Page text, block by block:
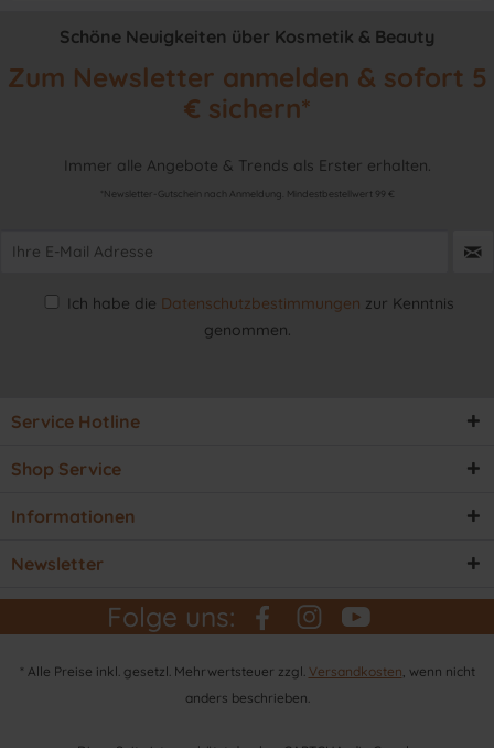
Originalprodukt vom Hersteller
Schöne Neuigkeiten über Kosmetik & Beauty
Zum Newsletter anmelden & sofort 5
€ sichern*
Immer alle Angebote & Trends als Erster erhalten.
*Newsletter-Gutschein nach Anmeldung. Mindestbestellwert 99 €
Ich habe die Datenschutzbestimmungen zur Kenntnis
genommen.
Service Hotline
Shop Service
Informationen
Newsletter
Folge uns:
* Alle Preise inkl. gesetzl. Mehrwertsteuer zzgl. Versandkosten , wenn nicht
anders beschrieben.